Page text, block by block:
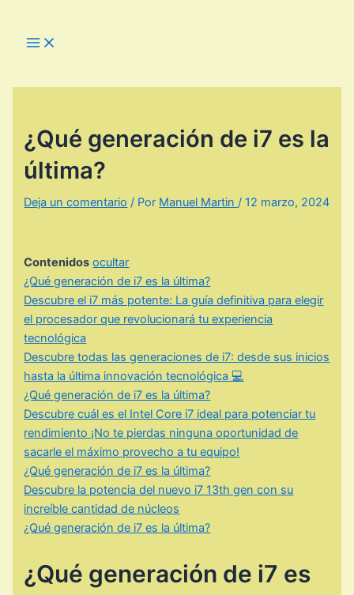
Main
Menu
¿Qué generación de i7 es la
última?
Deja un comentario / Por Manuel Martin/12 marzo, 2024
Contenidos ocultar
¿Qué generación de i7 es la última?
Descubre el i7 más potente: La guía definitiva para elegir
el procesador que revolucionará tu experiencia
tecnológica
Descubre todas las generaciones de i7: desde sus inicios
hasta la última innovación tecnológica 💻
¿Qué generación de i7 es la última?
Descubre cuál es el Intel Core i7 ideal para potenciar tu
rendimiento ¡No te pierdas ninguna oportunidad de
sacarle el máximo provecho a tu equipo!
¿Qué generación de i7 es la última?
Descubre la potencia del nuevo i7 13th gen con su
increíble cantidad de núcleos
¿Qué generación de i7 es la última?
¿Qué generación de i7 es